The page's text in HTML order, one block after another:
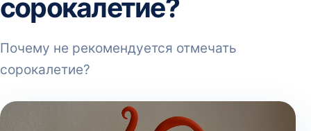
сорокалетие?
Почему не рекомендуется отмечать
сорокалетие?